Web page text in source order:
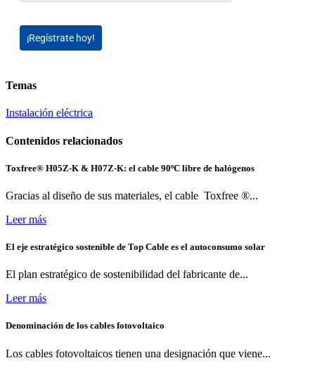
¡Regístrate hoy!
Temas
Instalación eléctrica
Contenidos relacionados
Toxfree® H05Z-K & H07Z-K: el cable 90ºC libre de halógenos
Gracias al diseño de sus materiales, el cable Toxfree ®...
Leer más
El eje estratégico sostenible de Top Cable es el autoconsumo solar
El plan estratégico de sostenibilidad del fabricante de...
Leer más
Denominación de los cables fotovoltaico
Los cables fotovoltaicos tienen una designación que viene...